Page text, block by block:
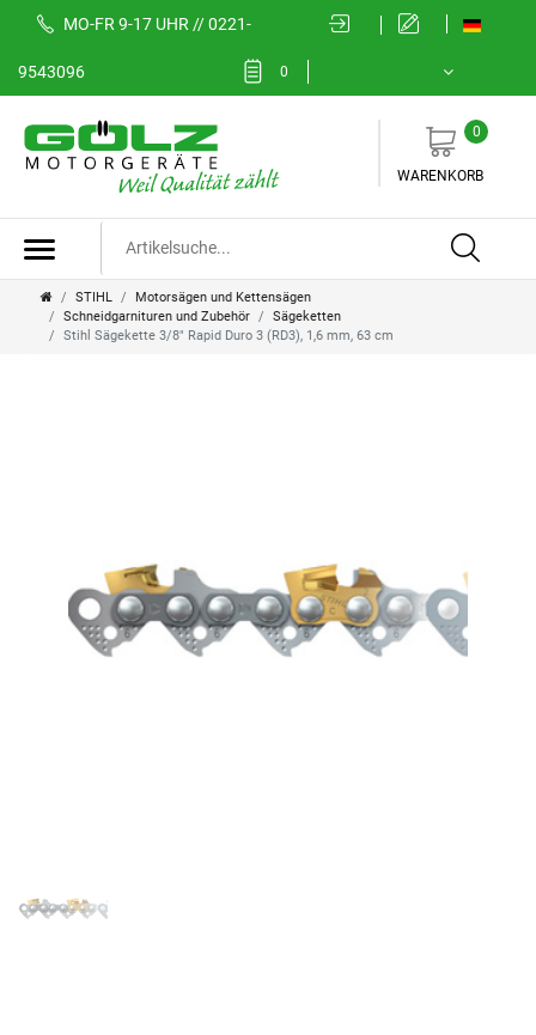
MO-FR 9-17 UHR // 0221-
9543096 0
0
WARENKORB
STIHL
Motorsägen und Kettensägen
Schneidgarnituren und Zubehör
Sägeketten
Stihl Sägekette 3/8" Rapid Duro 3 (RD3), 1,6 mm, 63 cm